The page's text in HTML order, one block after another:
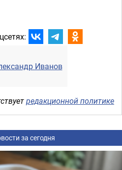
Иванов
редакционной политике
за сегодня